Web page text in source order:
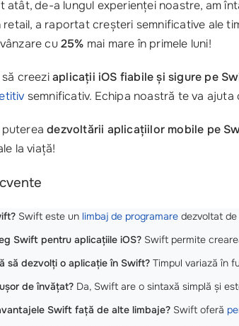
atât, de-a lungul experienței noastre, am
retail, a raportat creșteri semnificative ale
cu25% mai mare în primele luni!
creeziaplicații iOS fiabile și sigure pe
semnificativ. Echipa noastră te va
putereadezvoltării aplicațiilor mobile pe
la viață!
Swift este un limbaj de programare dezvoltat
Swift pentru aplicațiile iOS? Swift permite
să dezvolți o aplicație în Swift? Timpul variază în
de învățat? Da, Swift are o sintaxă simplă și
Swift față de alte limbaje? Swift oferă